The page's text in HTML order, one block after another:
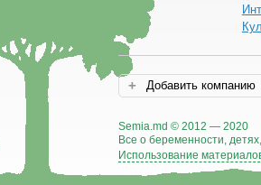
Добавить компанию
Semia.md © 2012 — 2020
Все о беременности,
Использование